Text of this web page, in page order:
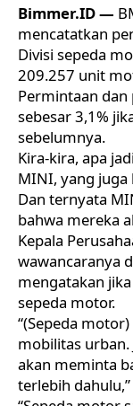
Bimmer.ID —
mencatatkan
Divisi sepeda
209.257 unit
Permintaan
sebesar 3,1%
sebelumnya.
Kira-kira, apa
MINI, yang
Dan ternyata
bahwa mereka
Kepala
wawancaranya
mengatakan
sepeda motor.
“(Sepeda
mobilitas
akan meminta
terlebih